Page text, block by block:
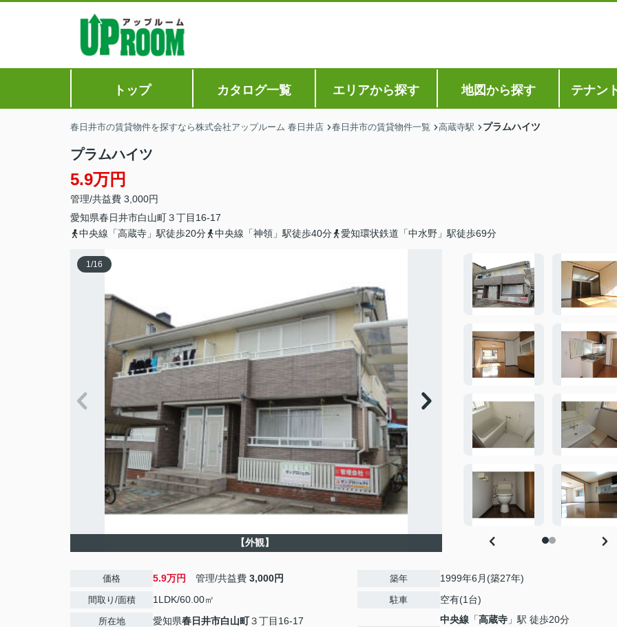
トップ カタログ一覧 エリアから探す 地図から探す テナン
春日井市の賃貸物件を探すなら株式会社アップルーム 春日井店 春日井市の賃貸物件一覧 高蔵寺駅 プラムハイツ
プラムハイツ
5.9万円
管理/共益費 3,000円
愛知県春日井市白山町３丁目16-17
中央線「高蔵寺」駅徒歩20分
中央線「神領」駅徒歩40分 愛知環状鉄道「中水野」駅徒歩69分
1/16
【外観】
価格 5.9万円 管理/共益費 3,000円
間取り/面積 1LDK/60.00㎡
所在地 愛知県春日井市白山町３丁目16-17
築年 1999年6月(築27年)
駐車 空有(1台)
中央線 「高蔵寺 」駅 徒歩20分